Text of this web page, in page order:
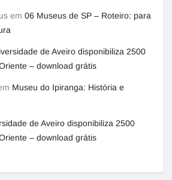
em 06 Museus de SP – Roteiro: para
de Aveiro disponibiliza 2500
– download grátis
Museu do Ipiranga: História e
de Aveiro disponibiliza 2500
– download grátis